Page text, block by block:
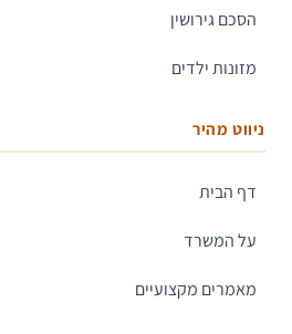
הסכם גירושין
מזונות ילדים
ניווט מהיר
דף הבית
על המשרד
מאמרים מקצועיים